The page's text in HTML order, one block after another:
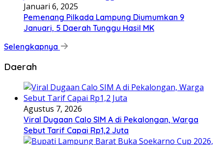
Januari 6, 2025
Pemenang Pilkada Lampung Diumumkan 9
Januari, 5 Daerah Tunggu Hasil MK
Selengkapnya
Daerah
Agustus 7, 2026
Viral Dugaan Calo SIM A di Pekalongan, Warga
Sebut Tarif Capai Rp1,2 Juta